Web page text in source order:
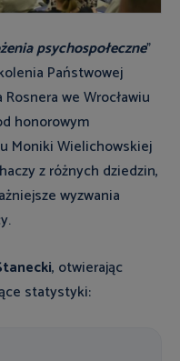
psychospołeczne”
Państwowej
we Wrocławiu
honorowym
Moniki Wielichowskiej
z różnych dziedzin,
wyzwania
, otwierając
statystyki: